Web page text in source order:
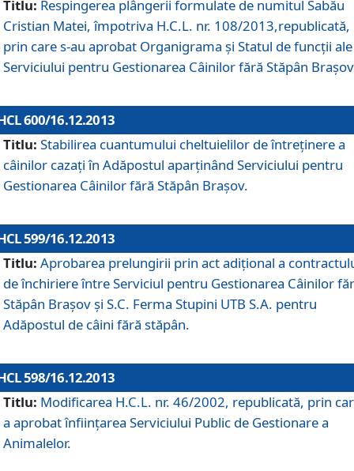
Titlu: Respingerea plângerii formulate de numitul Sabău
Cristian Matei, împotriva H.C.L. nr. 108/2013,republicată,
prin care s-au aprobat Organigrama şi Statul de funcţii ale
Serviciului pentru Gestionarea Câinilor fără Stăpân
600/16.12.2013
Titlu: Stabilirea cuantumului cheltuielilor de întreţinere a
câinilor cazaţi în Adăpostul aparţinând Serviciului pentru
Gestionarea Câinilor fără Stăpân Braşov.
599/16.12.2013
Titlu: Aprobarea prelungirii prin act adiţional a
de închiriere între Serviciul pentru Gestionarea Câinilor
Stăpân Braşov şi S.C. Ferma Stupini UTB S.A. pentru
Adăpostul de câini fără stăpân.
598/16.12.2013
Titlu: Modificarea H.C.L. nr. 46/2002, republicată, prin
a aprobat înfiinţarea Serviciului Public de Gestionare a
Animalelor.